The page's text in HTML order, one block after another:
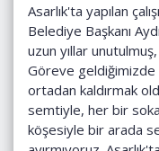
Asarlık'ta yapılan
Belediye Başkanı
uzun yıllar
Göreve geldiğimizde
ortadan kaldırmak
semtiyle, her bir
köşesiyle bir arada